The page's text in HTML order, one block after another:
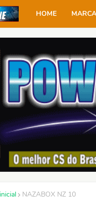
HOME
NAZABOX NZ 10